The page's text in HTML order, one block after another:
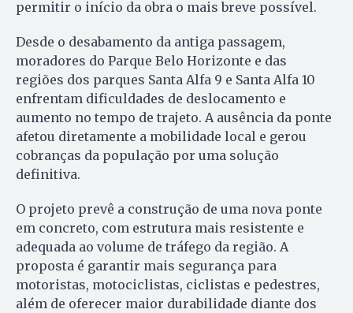
permitir o início da obra o mais breve possível.
Desde o desabamento da antiga passagem,
moradores do Parque Belo Horizonte e das
regiões dos parques Santa Alfa 9 e Santa Alfa 10
enfrentam dificuldades de deslocamento e
aumento no tempo de trajeto. A ausência da ponte
afetou diretamente a mobilidade local e gerou
cobranças da população por uma solução
definitiva.
O projeto prevê a construção de uma nova ponte
em concreto, com estrutura mais resistente e
adequada ao volume de tráfego da região. A
proposta é garantir mais segurança para
motoristas, motociclistas, ciclistas e pedestres,
além de oferecer maior durabilidade diante dos